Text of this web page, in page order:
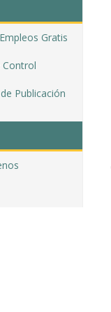
Gratis
Control
Publicación